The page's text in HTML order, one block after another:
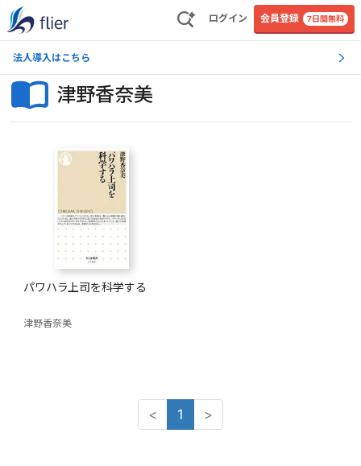
ログイン 会員登録 7日間無料
法人導入はこちら
津野香奈美
パワハラ上司を科学する
津野香奈美
< 1 >